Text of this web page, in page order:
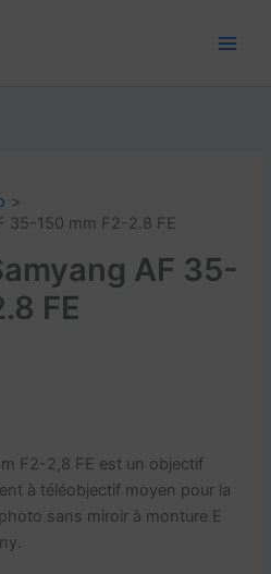
35-150 mm F2-2.8 FE
AF 35-
FE
F2-2,8 FE est un objectif
à téléobjectif moyen pour la
sans miroir à monture E